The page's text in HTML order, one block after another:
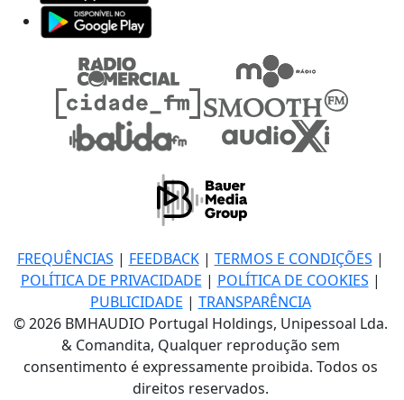
FREQUÊNCIAS | FEEDBACK| TERMOS E CONDIÇÕES |
POLÍTICA DE PRIVACIDADE | POLÍTICA DE COOKIES |
PUBLICIDADE | TRANSPARÊNCIA
© 2026 BMHAUDIO Portugal Holdings, Unipessoal Lda.
& Comandita, Qualquer reprodução sem
consentimento é expressamente proibida. Todos os
direitos reservados.